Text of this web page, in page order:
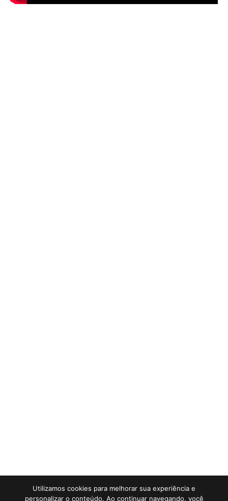
Utilizamos cookies para melhorar sua experiência e
personalizar o conteúdo. Ao continuar navegando, você